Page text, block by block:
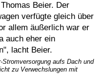
Beier. Der
verfügte gleich über
allem äußerlich war er
auch eher ein
lacht Beier.
aufs Dach und
zu Verwechslungen mit